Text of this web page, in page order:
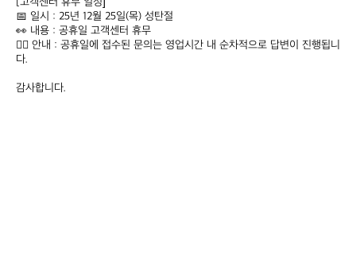
📅 일시 : 25년 12월 25일(목) 성탄절
👀 내용 : 공휴일 고객센터 휴무
💁‍♀️ 안내 : 공휴일에 접수된 문의는 영업시간 내 순차적으로 답변이 진행됩니
다.
감사합니다.